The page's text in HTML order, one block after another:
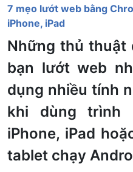
7 mẹo lướt web bằng
iPhone, iPad
Những thủ thuật
bạn lướt web
dụng nhiều tính
khi dùng trình
iPhone, iPad
tablet chạy